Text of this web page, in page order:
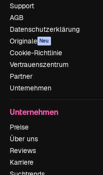
Support
AGB
Datenschutzerklärung
Originale Neu
Cookie-Richtlinie
Vertrauenszentrum
Partner
Unternehmen
Unternehmen
Preise
Über uns
Reviews
Karriere